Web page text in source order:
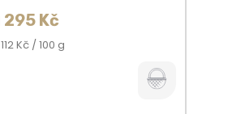
295 Kč
Kč / 100 g